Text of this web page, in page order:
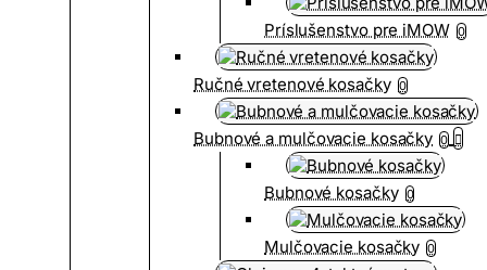
Príslušenstvo pre iMOW 0
Ručné vretenové kosačky 0
Bubnové a mulčovacie kosačky 0
Bubnové kosačky 0
Mulčovacie kosačky 0